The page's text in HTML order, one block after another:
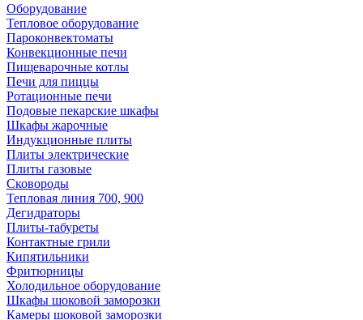
Оборудование
Тепловое оборудование
Пароконвектоматы
Конвекционные печи
Пищеварочные котлы
Печи для пиццы
Ротационные печи
Подовые пекарские шкафы
Шкафы жарочные
Индукционные плиты
Плиты электрические
Плиты газовые
Сковороды
Тепловая линия 700, 900
Дегидраторы
Плиты-табуреты
Контактные грили
Кипятильники
Фритюрницы
Холодильное оборудование
Шкафы шоковой заморозки
Камеры шоковой заморозки